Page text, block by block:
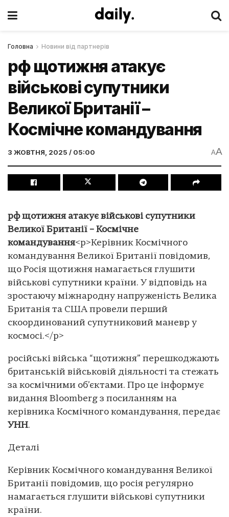
Головна Новини від партнерів
рф щотижня атакує
військові супутники
Великої Британії –
Космічне командування
3 ЖОВТНЯ, 2025 / 05:00 AA
рф щотижня атакує військові супутники
Великої Британії – Космічне
командування<p>Керівник Космічного
командування Великої Британії повідомив,
що Росія щотижня намагається глушити
військові супутники країни. У відповідь на
зростаючу міжнародну напруженість Велика
Британія та США провели перший
скоординований супутниковий маневр у
космосі.</p>
російські війська “щотижня” перешкоджають
британській військовій діяльності та стежать
за космічними об’єктами. Про це інформує
видання Bloomberg з посиланням на
керівника Космічного командування, передає
УНН.
Деталі
Керівник Космічного командування Великої
Британії повідомив, що росія регулярно
намагається глушити військові супутники
країни.